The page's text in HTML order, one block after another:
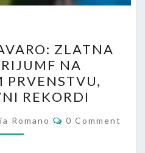
CANNAVARO:
ZLATNA
LOPTA,
TRIJUMF
NA
SVJETSKOM
ZLATNA
NA
PRVENSTVU,
REKORDI
Romano Comments
0 Comment